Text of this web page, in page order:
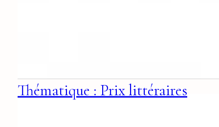
Thématique : Prix littéraires